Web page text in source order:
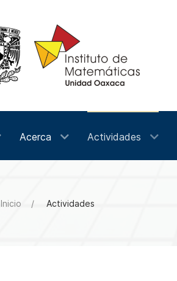
Acerca Actividades
Inicio Actividades